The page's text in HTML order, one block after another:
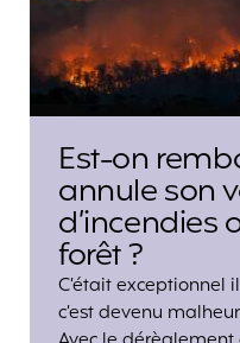
Est-on
annule son
d’incendies
forêt ?
C’était exceptionnel
c’est devenu